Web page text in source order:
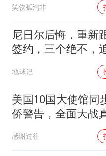
笑饮孤鸿非
尼日尔后悔，重新
签约，三个绝不，
地球记
美国10国大使馆同
侨警告，全面大战
感谢过往